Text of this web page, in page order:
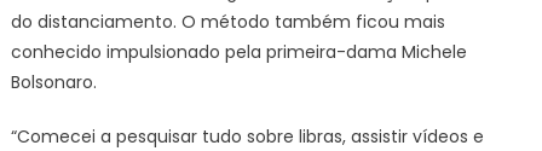
do distanciamento. O método também ficou mais
conhecido impulsionado pela primeira-dama Michele
Bolsonaro.
“Comecei a pesquisar tudo sobre libras, assistir vídeos e